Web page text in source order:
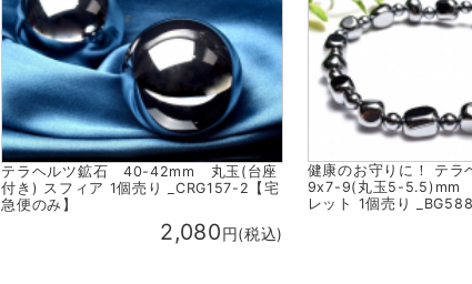
テラヘルツ鉱石 40-42mm 丸玉(台座
付き) スフィア 1個売り _CRG157-2【宅
急便のみ】
2,080円(税込)
健康のお守りに！ テ
9x7-9(丸玉5-5.5)mm
レット 1個売り